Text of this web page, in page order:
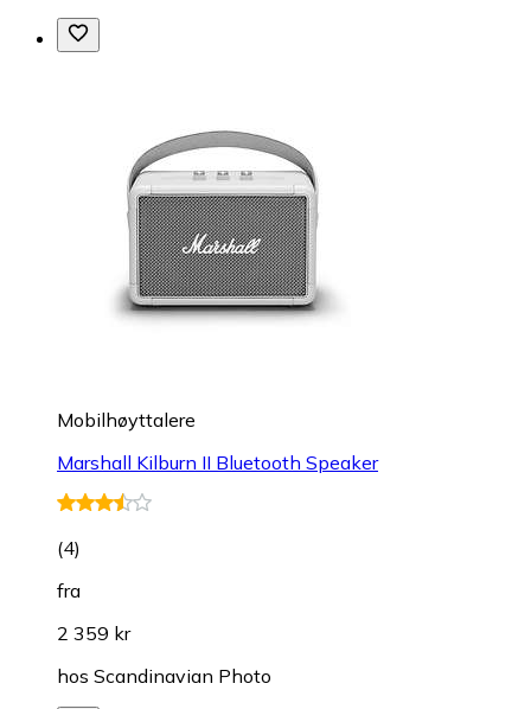
Mobilhøyttalere
Marshall Kilburn II Bluetooth Speaker
(4)
fra
2 359 kr
hos Scandinavian Photo